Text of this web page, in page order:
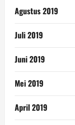
Agustus 2019
Juli 2019
Juni 2019
Mei 2019
April 2019